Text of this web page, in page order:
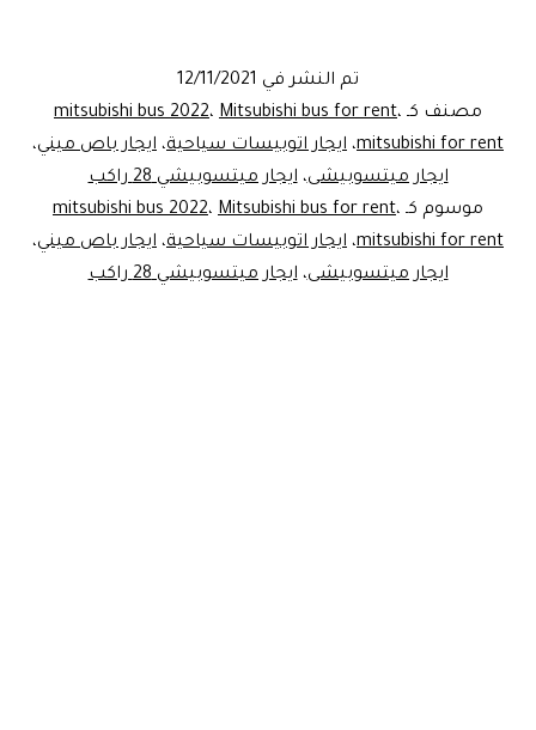
تم النشر في 12/11/2021
مصنف كـ
mitsubishi bus 2022، Mitsubishi bus for rent،
mitsubishi for rent، ايجار اتوبيسات سياحية، ايجار باص ميني،
ايجار ميتسوبيشى،ايجار ميتسوبيشي 28 راكب
موسوم كـ
mitsubishi bus 2022، Mitsubishi bus for rent،
mitsubishi for rent، ايجار اتوبيسات سياحية، ايجار باص ميني،
ايجار ميتسوبيشى،ايجار ميتسوبيشي 28 راكب